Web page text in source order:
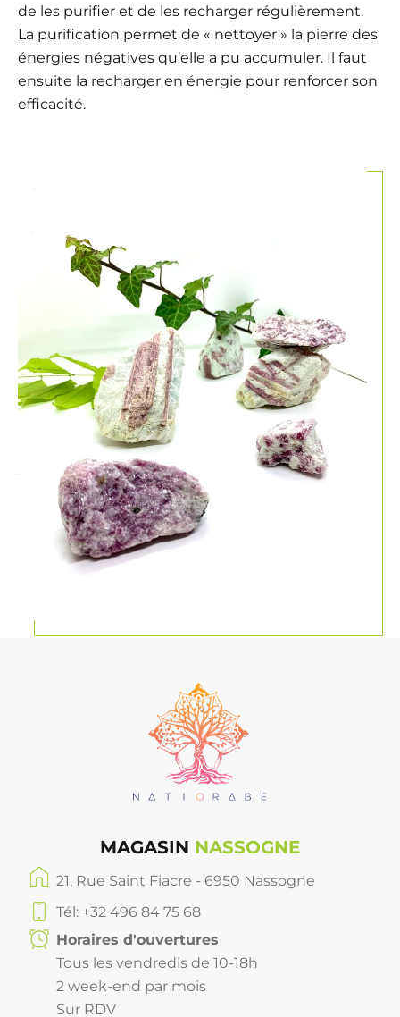
de les purifier et de les recharger régulièrement.
La purification permet de « nettoyer » la pierre des
énergies négatives qu’elle a pu accumuler. Il faut
ensuite la recharger en énergie pour renforcer son
efficacité.
MAGASIN NASSOGNE
21, Rue Saint Fiacre - 6950 Nassogne
Tél: +32 496 84 75 68
Horaires d'ouvertures
Tous les vendredis de 10-18h
2 week-end par mois
Sur RDV